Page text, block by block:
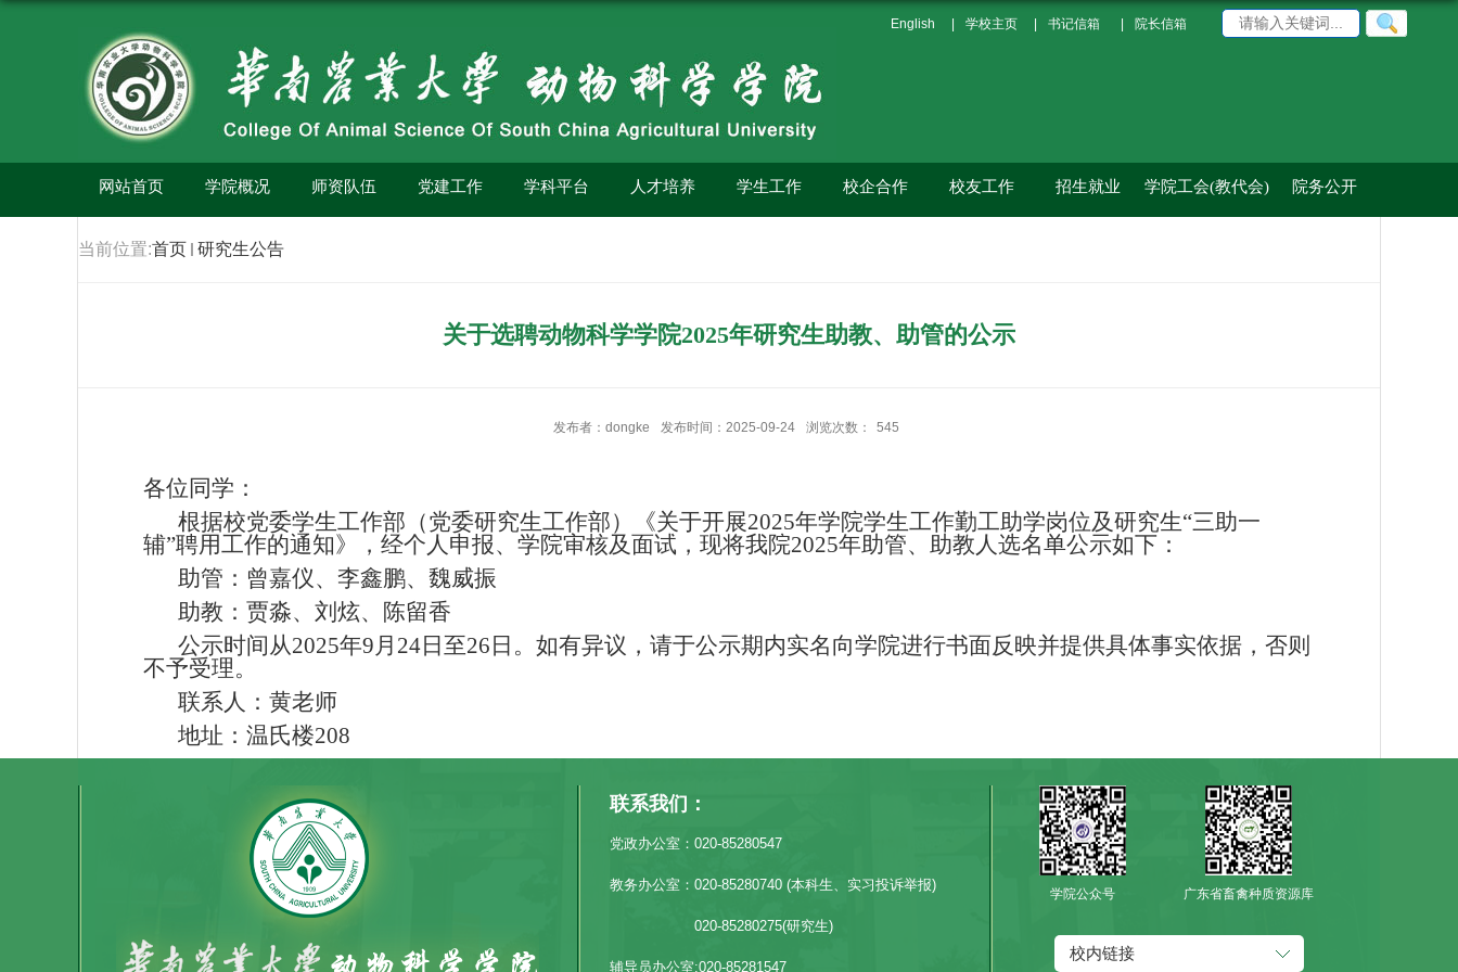
English 学校主页 书记信箱 院长信箱
网站首页 学院概况 师资队伍 党建工作 学科平台 人才培养 学生工作 校企合作 校友工作 招生就业 学院工会(教代会) 院务公开
当前位置:首页 研究生公告
关于选聘动物科学学院2025年研究生助教、助管的公示
发布者：dongke 发布时间：2025-09-24 浏览次数： 545
各位同学：
根据校党委学生工作部（党委研究生工作部）《关于开展2025年学院学生工作勤工助学岗位及研究生“三助一
辅”聘用工作的通知》，经个人申报、学院审核及面试，现将我院2025年助管、助教人选名单公示如下：
助管：曾嘉仪、李鑫鹏、魏威振
助教：贾淼、刘炫、陈留香
公示时间从2025年9月24日至26日。如有异议，请于公示期内实名向学院进行书面反映并提供具体事实依据，否则
不予受理。
联系人：黄老师
地址：温氏楼208
联系我们：
党政办公室：020-85280547
教务办公室：020-85280740 (本科生、实习投诉举报)
020-85280275(研究生)
辅导员办公室:020-85281547
学院公众号 广东省畜禽种质资源库
校内链接